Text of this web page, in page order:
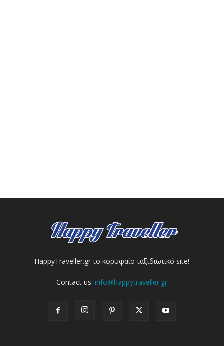
HappyTraveller.gr το κορυφαίο ταξιδιωτικό site!
Contact us: info@happytraveller.gr